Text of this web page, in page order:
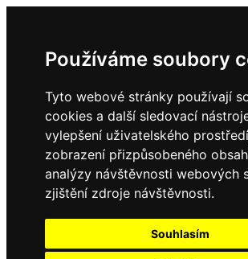
Používáme soubory
Tyto webové stránky používají
cookies a další sledovací
vylepšení uživatelského
zobrazení přizpůsobeného
analýzy návštěvnosti webových
zjištění zdroje návštěvnosti.
Souhlasím